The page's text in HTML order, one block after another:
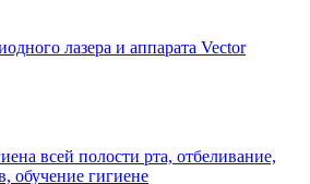
лазера и аппарата Vector
всей полости рта, отбеливание,
обучение гигиене